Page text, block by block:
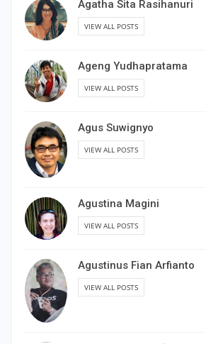
Agatha Sita Rasihanuri
VIEW ALL POSTS
Ageng Yudhapratama
VIEW ALL POSTS
Agus Suwignyo
VIEW ALL POSTS
Agustina Magini
VIEW ALL POSTS
Agustinus Fian Arfianto
VIEW ALL POSTS